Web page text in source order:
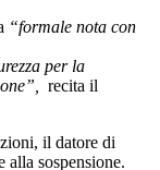
“formale nota con
per la
recita il
il datore di
alla sospensione.